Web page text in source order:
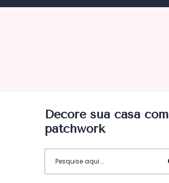
Decore sua casa com
patchwork